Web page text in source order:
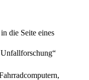
die Seite eines